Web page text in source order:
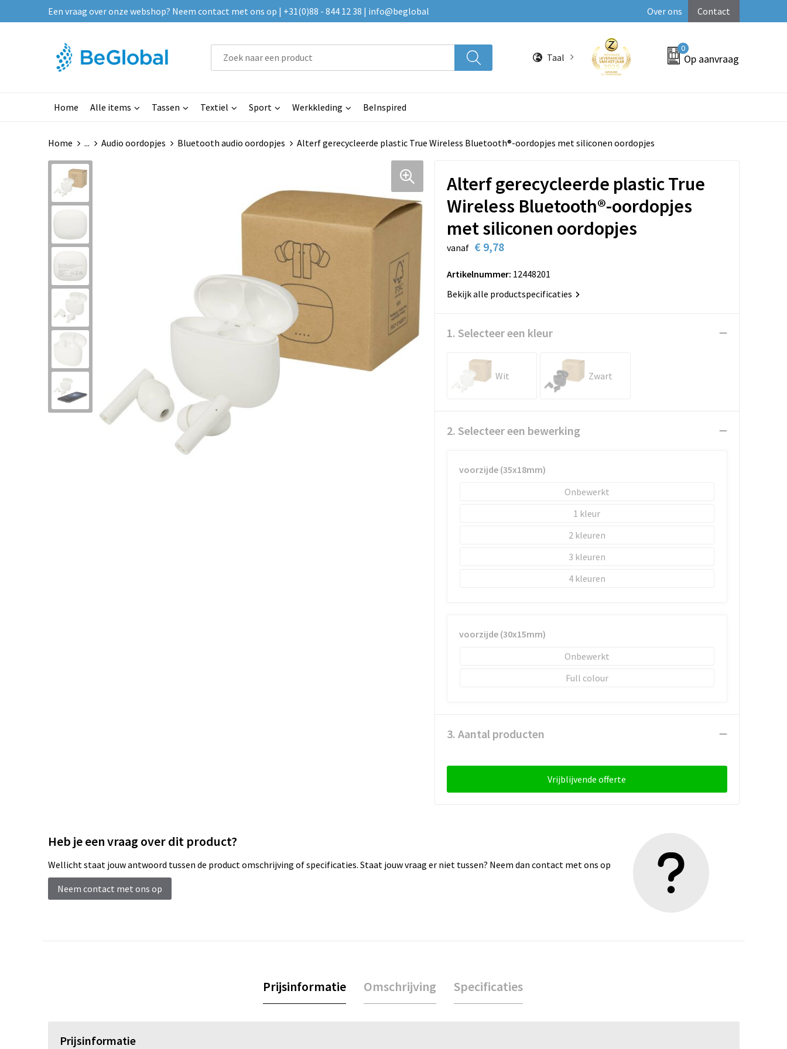
Een vraag over onze webshop? Neem contact met ons op | +31(0)88 - 844 12 38 | info@beglobal Over ons Contact
Taal
0
Op aanvraag
Home Alle items Tassen Textiel Sport Werkkleding BeInspired
Home ... Audio oordopjes Bluetooth audio oordopjes Alterf gerecycleerde plastic True Wireless Bluetooth®-oordopjes met siliconen oordopjes
Alterf gerecycleerde plastic True
Wireless Bluetooth®-oordopjes
met siliconen oordopjes
vanaf € 9,78
Artikelnummer: 12448201
Bekijk alle productspecificaties
1. Selecteer een kleur
Wit Zwart
2. Selecteer een bewerking
voorzijde (35x18mm)
Onbewerkt
1
2
3
4
voorzijde (30x15mm)
Onbewerkt
Full colour
3. Aantal producten
Vrijblijvende offerte
Heb je een vraag over dit product?
Wellicht staat jouw antwoord tussen de product omschrijving of specificaties. Staat jouw vraag er niet tussen? Neem dan contact met ons op
Neem contact met ons op
Prijsinformatie Omschrijving Specificaties
Prijsinformatie